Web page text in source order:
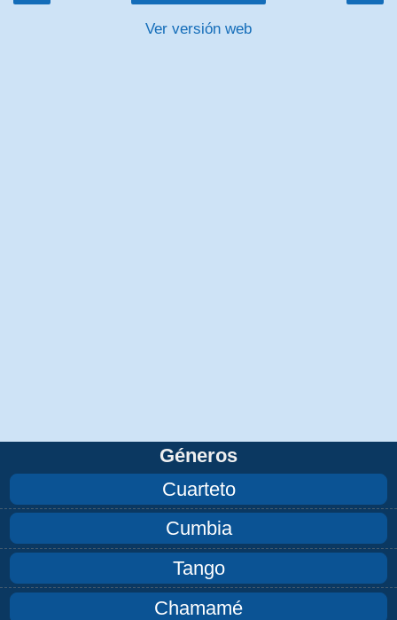
Ver versión web
Géneros
Cuarteto
Cumbia
Tango
Chamamé